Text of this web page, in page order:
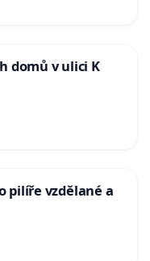
domů v ulici K
pilíře vzdělané a